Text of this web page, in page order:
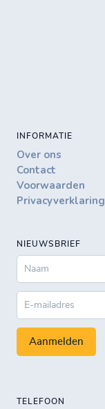
INFORMATIE
Over ons
Contact
Voorwaarden
Privacyverklaring
NIEUWSBRIEF
Aanmelden
TELEFOON